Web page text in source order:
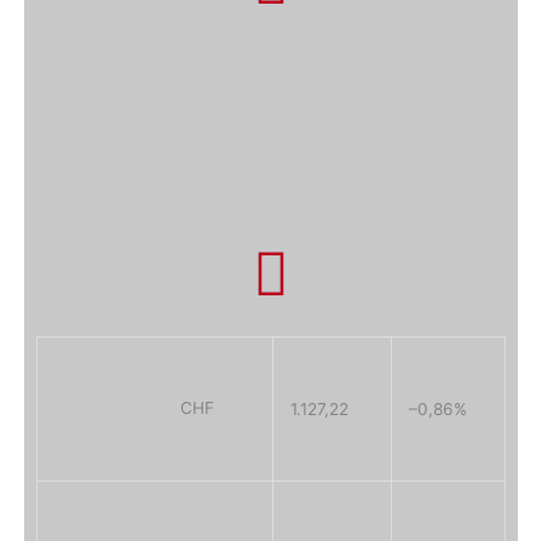
CHF 1.127,22 –0,86%